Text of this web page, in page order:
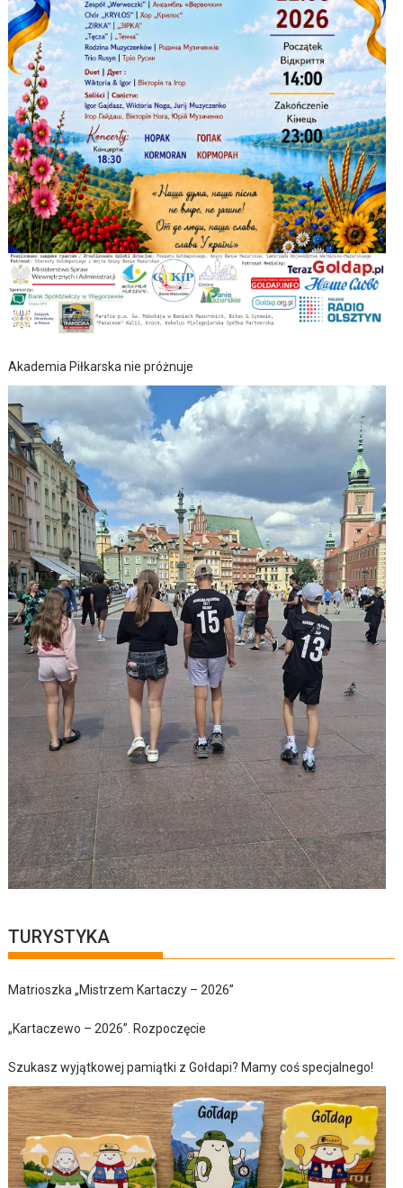
Akademia Piłkarska nie próżnuje
TURYSTYKA
Matrioszka „Mistrzem Kartaczy – 2026”
„Kartaczewo – 2026”. Rozpoczęcie
Szukasz wyjątkowej pamiątki z Gołdapi? Mamy coś specjalnego!